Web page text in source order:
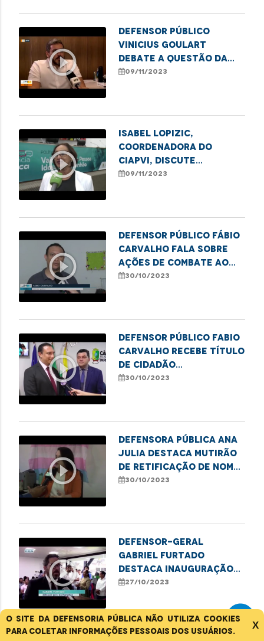
O site da Defensoria Pública não utiliza cookies
para coletar informações pessoais dos usuários.
X
play_circle_outline
Defensor público
Vinicius Goulart
debate a questão da
alimentação especial
09/11/2023
play_circle_outline
Isabel Lopizic,
coordenadora do
CIAPVI, discute
violência contra
09/11/2023
play_circle_outline
Defensor público Fábio
Carvalho fala sobre
ações de combate ao
sub-registro em
30/10/2023
play_circle_outline
Defensor público Fabio
Carvalho recebe Título
de Cidadão
Imperatrizense
30/10/2023
play_circle_outline
Defensora pública Ana
Julia destaca mutirão
de retificação de nome
e gênero em Presidente
30/10/2023
play_circle_outline
Defensor-geral
Gabriel Furtado
destaca inauguração
das novas instalações
Inês
27/10/2023